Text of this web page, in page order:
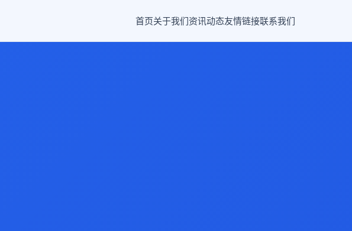
首页关于我们资讯动态友情链接联系我们